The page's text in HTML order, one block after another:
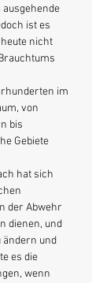
ausgehende
ist es
nicht
im
von
bis
Gebiete
hat sich
der Abwehr
dienen, und
ändern und
es die
wenn